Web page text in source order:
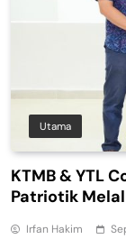
Utama
KTMB & YTL
Patriotik
Irfan Hakim